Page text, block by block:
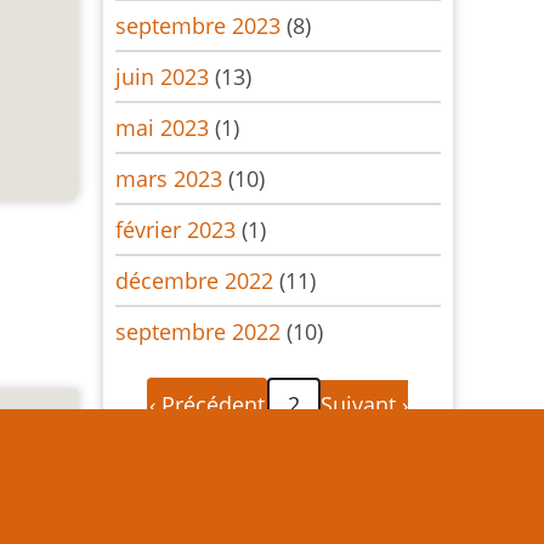
est
septembre 2023 (8)
juin 2023 (13)
mai 2023 (1)
mars 2023 (10)
février 2023 (1)
décembre 2022 (11)
septembre 2022 (10)
Pagination
Page
‹ Précédent 2
Page
Suivant ›